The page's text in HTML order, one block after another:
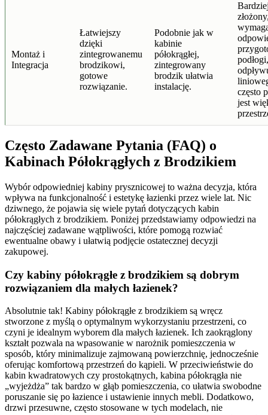
Montaż i
Integracja
Łatwiejszy
dzięki
zintegrowanemu
brodzikowi,
gotowe
rozwiązanie.
Podobnie jak w
kabinie
półokrągłej,
zintegrowany
brodzik ułatwia
instalację.
podłogi,
często
jest
Często Zadawane Pytania (FAQ) o
Kabinach Półokrągłych z Brodzikiem
Wybór odpowiedniej kabiny prysznicowej to ważna decyzja, która
wpływa na funkcjonalność i estetykę łazienki przez wiele lat. Nic
dziwnego, że pojawia się wiele pytań dotyczących kabin
półokrągłych z brodzikiem. Poniżej przedstawiamy odpowiedzi na
najczęściej zadawane wątpliwości, które pomogą rozwiać
ewentualne obawy i ułatwią podjęcie ostatecznej decyzji
zakupowej.
Czy kabiny półokrągłe z brodzikiem są dobrym
rozwiązaniem dla małych łazienek?
Absolutnie tak! Kabiny półokrągłe z brodzikiem są wręcz
stworzone z myślą o optymalnym wykorzystaniu przestrzeni, co
czyni je idealnym wyborem dla małych łazienek. Ich zaokrąglony
kształt pozwala na wpasowanie w narożnik pomieszczenia w
sposób, który minimalizuje zajmowaną powierzchnię, jednocześnie
oferując komfortową przestrzeń do kąpieli. W przeciwieństwie do
kabin kwadratowych czy prostokątnych, kabina półokrągła nie
„wyjeżdża” tak bardzo w głąb pomieszczenia, co ułatwia swobodne
poruszanie się po łazience i ustawienie innych mebli. Dodatkowo,
drzwi przesuwne, często stosowane w tych modelach, nie